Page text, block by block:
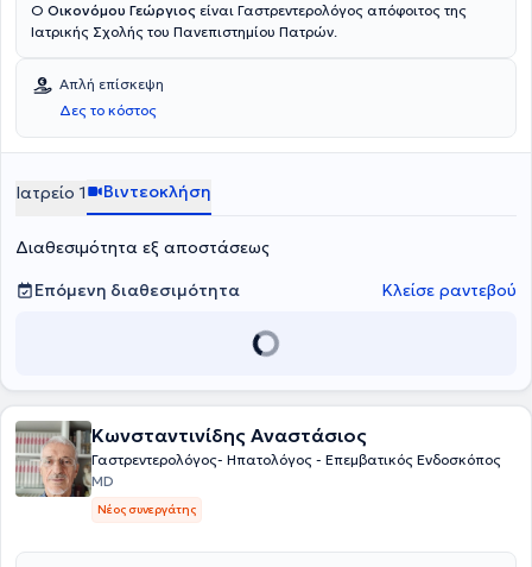
Ο Οικονόμου Γεώργιος είναι Γαστρεντερολόγος απόφοιτος της
Ιατρικής Σχολής του Πανεπιστημίου Πατρών.
Απλή επίσκεψη
Δες το κόστος
Ιατρείο 1 Βιντεοκλήση
Διαθεσιμότητα εξ αποστάσεως
Επόμενη διαθεσιμότητα
Κλείσε ραντεβού
Κωνσταντινίδης Αναστάσιος
Γαστρεντερολόγος- Ηπατολόγος - Επεμβατικός Ενδοσκόπος
MD
Νέος συνεργάτης